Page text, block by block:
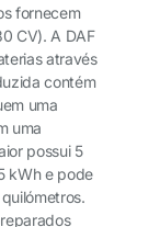
fornecem
CV). A DAF
através
contém
uma
uma
possui 5
kWh e pode